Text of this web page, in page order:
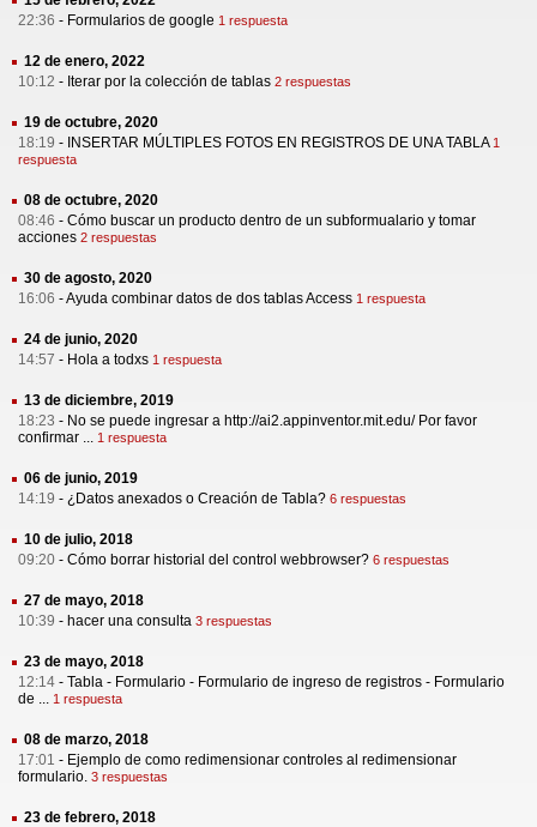
22:36 - Formularios de google 1 respuesta
12 de enero, 2022
10:12 - Iterar por la colección de tablas 2 respuestas
19 de octubre, 2020
18:19 - INSERTAR MÚLTIPLES FOTOS EN REGISTROS DE UNA TABLA 1
respuesta
08 de octubre, 2020
08:46 - Cómo buscar un producto dentro de un subformualario y tomar
acciones 2 respuestas
30 de agosto, 2020
16:06 -Ayuda combinar datos de dos tablas Access 1 respuesta
24 de junio, 2020
14:57 - Hola a todxs 1 respuesta
13 de diciembre, 2019
18:23 - No se puede ingresar a http://ai2.appinventor.mit.edu/ Por favor
confirmar ... 1 respuesta
06 de junio, 2019
14:19 - ¿Datos anexados o Creación de Tabla? 6 respuestas
10 de julio, 2018
09:20 - Cómo borrar historial del control webbrowser? 6 respuestas
27 de mayo, 2018
10:39 - hacer una consulta 3 respuestas
23 de mayo, 2018
12:14 - Tabla - Formulario - Formulario de ingreso de registros - Formulario
de ... 1 respuesta
08 de marzo, 2018
17:01 - Ejemplo de como redimensionar controles al redimensionar
formulario. 3 respuestas
23 de febrero, 2018